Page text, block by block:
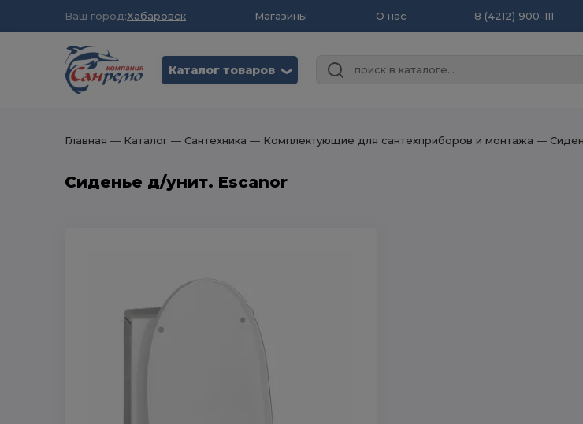
Ваш город:Хабаровск Магазины О нас 8 (4212) 900-111
Каталог товаров ❮
Главная ― Каталог ― Сантехника ― Комплектующие для сантехприборов и монтажа ―
Сиденье д/унит. Escanor